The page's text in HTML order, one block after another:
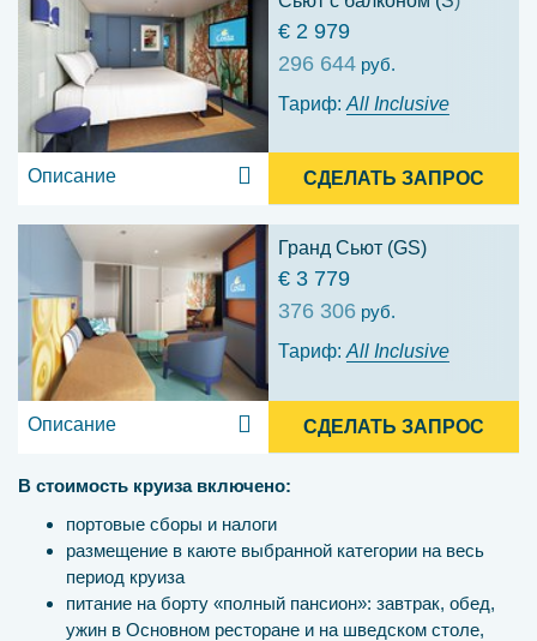
€ 2 979
296 644 руб.
Тариф: All Inclusive
Описание СДЕЛАТЬ ЗАПРОС
Гранд Сьют (GS)
€ 3 779
376 306 руб.
Тариф: All Inclusive
Описание СДЕЛАТЬ ЗАПРОС
В стоимость круиза включено:
портовые сборы и налоги
размещение в каюте выбранной категории на весь
период круиза
питание на борту «полный пансион»: завтрак, обед,
ужин в Основном ресторане и на шведском столе,